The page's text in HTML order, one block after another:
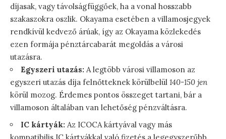
díjasak, vagy távolságfüggőek, ha a vonal hosszabb
szakaszokra oszlik. Okayama esetében a villamosjegyek
rendkívül kedvező árúak, így az Okayama közlekedés
ezen formája pénztárcabarát megoldás a városi
utazásra.
Egyszeri utazás: A legtöbb városi villamoson az
egyszeri utazás díja felnőtteknek körülbelül 140-150 jen
körül mozog. Érdemes pontos összeget tartani, bár a
villamoson általában van lehetőség pénzváltásra.
IC kártyák: Az ICOCA kártyával vagy más